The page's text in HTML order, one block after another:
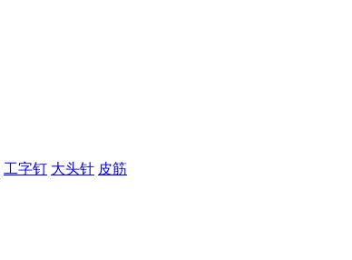
工字钉 大头针 皮筋